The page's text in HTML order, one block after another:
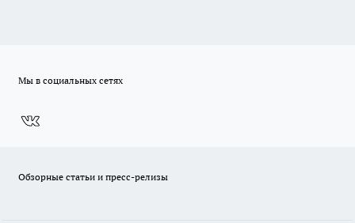
Мы в социальных сетях
Обзорные статьи и пресс-релизы